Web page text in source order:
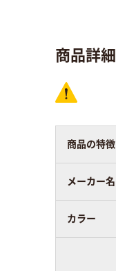
商品詳細
商品の特徴
メーカー名
カラー